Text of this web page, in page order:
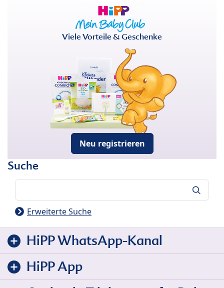
Viele Vorteile & Geschenke
Neu registrieren
Suche
Erweiterte Suche
HiPP WhatsApp-Kanal
HiPP App